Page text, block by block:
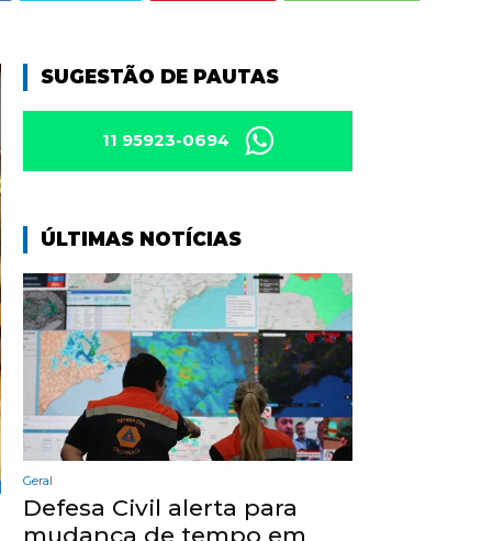
SUGESTÃO DE PAUTAS
11 95923-0694
ÚLTIMAS NOTÍCIAS
Geral
Defesa Civil alerta para
mudança de tempo em